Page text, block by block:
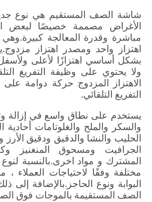
شاشة الصف المستقيم هي نوع
الأغراض مصممة خصيصًا لبعض
مباشرة وقدرة المعالجة
اهتزاز واحد ومصدر اهتزاز
بشكل أساسي اهتزازًا لأعلى
ولا يحتوي على وظيفة التفريغ
الاهتزاز المزدوج حركة دوامة
التفريغ التلقائي.
يستخدم على نطاق واسع في إزالة
والسكر والملح والغلوتامات
الحليب والنشا والدقيق ودقيق
الجرافيت ومسحوق المنغنيز
المشترك و مواد اخرى.بالنسبة
مختلفة وفقًا لاحتياجات العملاء
البوابة ونوع الحاجز.بالإضافة
الصف المستقيمة بالموجات فوق